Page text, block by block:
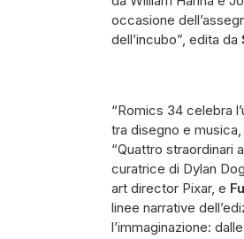
occasione
dell’incubo”, edita da
“Romics 34 celebra
tra disegno e
“Quattro straordinari
curatrice di Dylan
art director Pixar, e
linee narrative
l’immaginazione: